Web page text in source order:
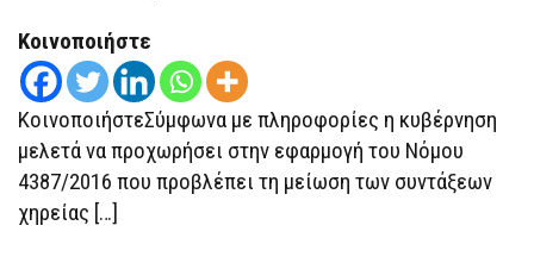
ΑΠΌ
ΓΑΛΆΖΙΟΥΣ
ΒΟΥΛΕΥΤΈΣ
Κοινοποιήστε
ΚοινοποιήστεΣύμφωνα με πληροφορίες η κυβέρνηση
μελετά να προχωρήσει στην εφαρμογή του Νόμου
4387/2016 που προβλέπει τη μείωση των συντάξεων
χηρείας […]